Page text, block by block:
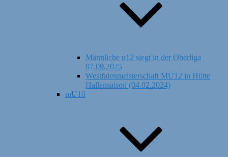
Männliche u12 siegt in der Oberliga
07.09.2025
Westfalenmeisterschaft MU12 in Hütte
Hallensaison (04.02.2024)
mU10